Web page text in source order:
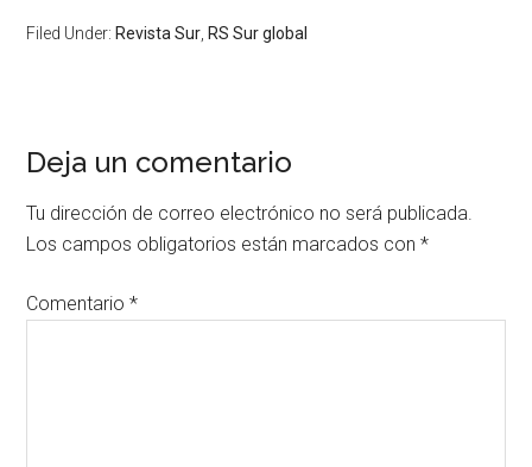
Filed Under:Revista Sur ,RS Sur global
Deja un comentario
Tu dirección de correo electrónico no será publicada.
Los campos obligatorios están marcados con*
Comentario*